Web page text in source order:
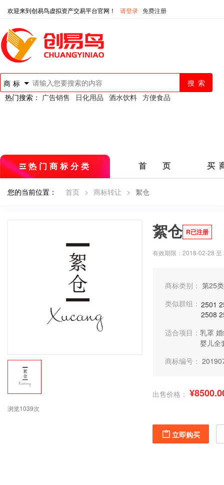
欢迎来到创易鸟虚拟资产交易平台官网！ 请登录 免费注册
商标
热门搜索： 广告销售 日化用品 酒水饮料 方便食品
热门商标分类 首 页 买
您的当前位置： 首页 > 商标转让 > 絮仓
浏览1039次
絮仓 R已注册
有效期限：2018-02-28
商标类别： 第25
类似群组： 2501
2508
适合项目： 乳罩
婴儿全
商标编号：
出售价格：
立即购买